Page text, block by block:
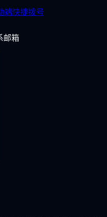
端快捷拨号
邮箱